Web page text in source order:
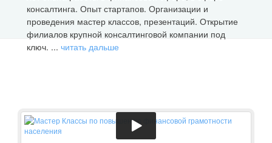
консалтинга. Опыт стартапов. Организации и
проведения мастер классов, презентаций. Открытие
филиалов крупной консалтинговой компании под
ключ. ... читать дальше